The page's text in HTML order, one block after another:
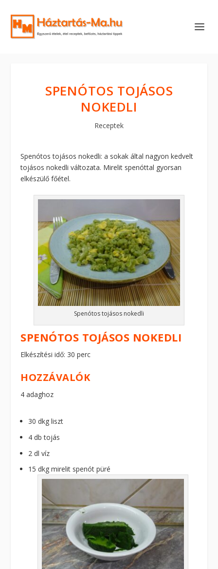
SPENÓTOS TOJÁSOS
NOKEDLI
Receptek
Spenótos tojásos nokedli: a sokak által nagyon kedvelt
tojásos nokedli változata. Mirelit spenóttal gyorsan
elkészülő főétel.
Spenótos tojásos nokedli
SPENÓTOS TOJÁSOS NOKEDLI
Elkészítési idő: 30 perc
HOZZÁVALÓK
4 adaghoz
30 dkg liszt
4 db tojás
2 dl víz
15 dkg mirelit spenót püré